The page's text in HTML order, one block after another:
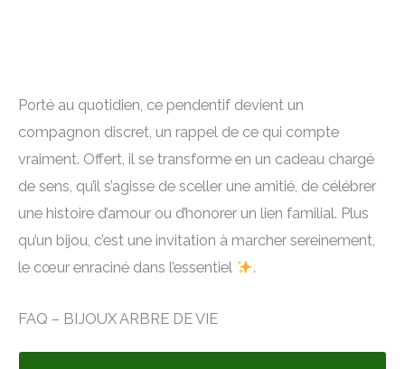
Porté au quotidien, ce pendentif devient un
compagnon discret, un rappel de ce qui compte
vraiment. Offert, il se transforme en un cadeau chargé
de sens, qu’il s’agisse de sceller une amitié, de célébrer
une histoire d’amour ou d’honorer un lien familial. Plus
qu’un bijou, c’est une invitation à marcher sereinement,
le cœur enraciné dans l’essentiel
.
FAQ – BIJOUX ARBRE DE VIE